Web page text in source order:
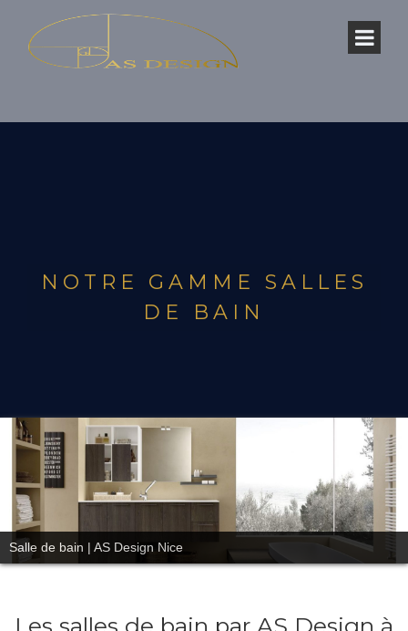
NOTRE GAMME SALLES
DE BAIN
Salle de bain | AS Design Nice
Les salles de bain par AS Design à